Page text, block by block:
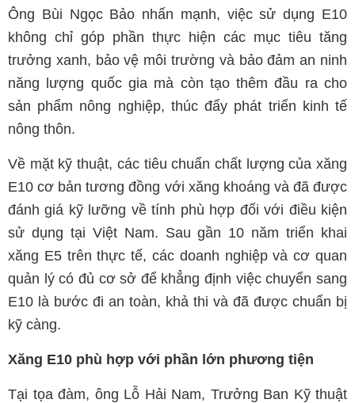
Ông Bùi Ngọc Bảo nhấn mạnh, việc sử dụng E10
không chỉ góp phần thực hiện các mục tiêu tăng
trưởng xanh, bảo vệ môi trường và bảo đảm an ninh
năng lượng quốc gia mà còn tạo thêm đầu ra cho
sản phẩm nông nghiệp, thúc đẩy phát triển kinh tế
nông thôn.
Về mặt kỹ thuật, các tiêu chuẩn chất lượng của xăng
E10 cơ bản tương đồng với xăng khoáng và đã được
đánh giá kỹ lưỡng về tính phù hợp đối với điều kiện
sử dụng tại Việt Nam. Sau gần 10 năm triển khai
xăng E5 trên thực tế, các doanh nghiệp và cơ quan
quản lý có đủ cơ sở để khẳng định việc chuyển sang
E10 là bước đi an toàn, khả thi và đã được chuẩn bị
kỹ càng.
Xăng E10 phù hợp với phần lớn phương tiện
Tại tọa đàm, ông Lỗ Hải Nam, Trưởng Ban Kỹ thuật